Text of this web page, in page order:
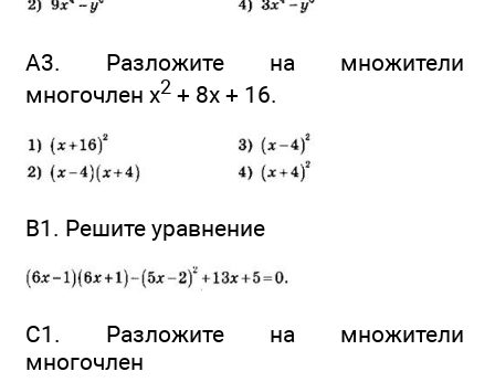
А3. Разложите на множители
многочлен x2 + 8x + 16.
В1. Решите уравнение
C1. Разложите на множители
многочлен